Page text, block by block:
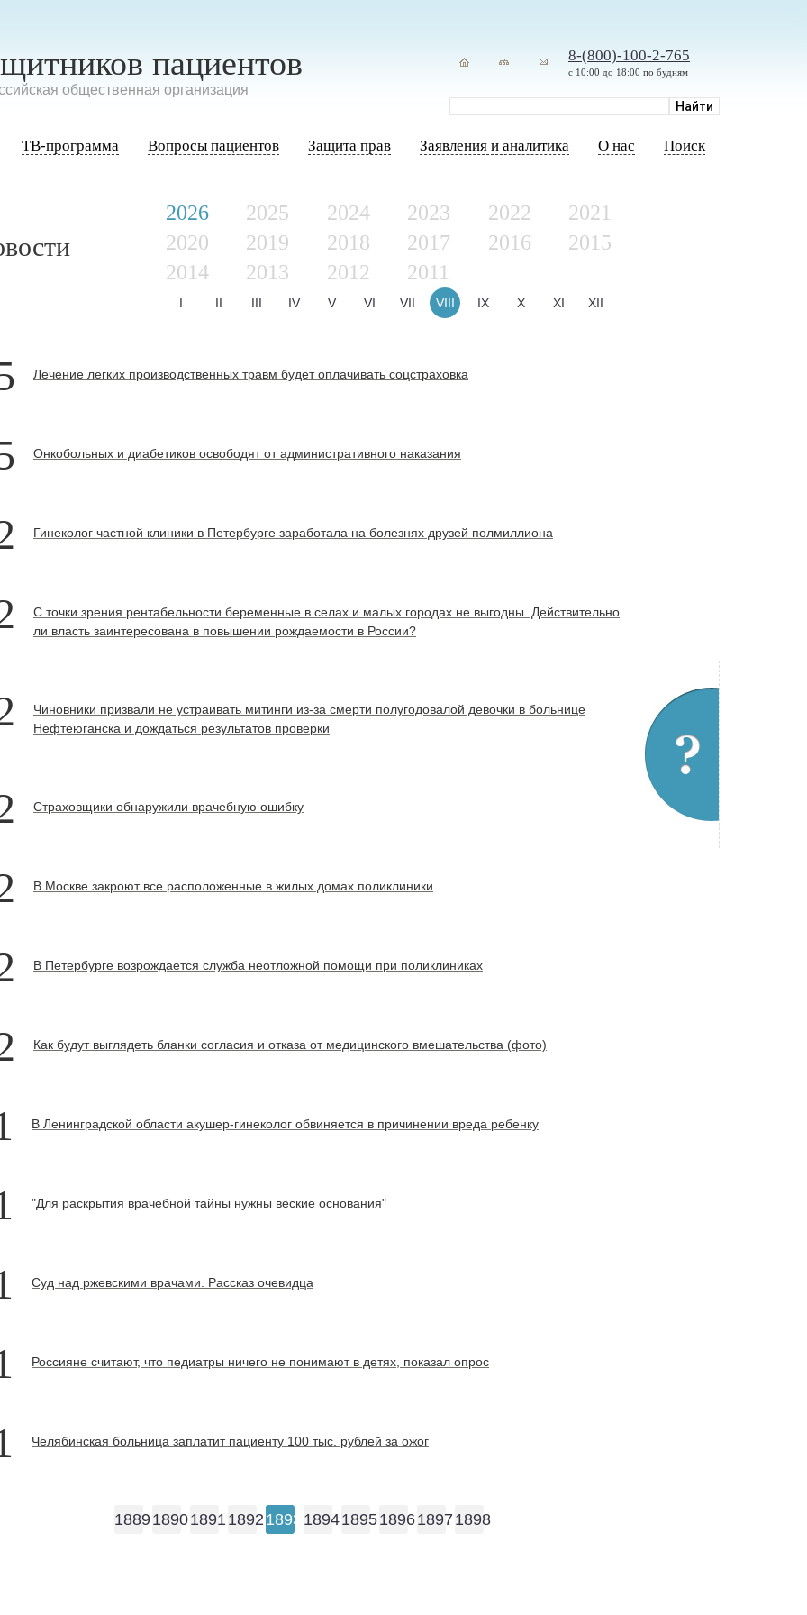
пациентов
общественная организация
8-(800)-100-2-765
с 10:00 до 18:00 по будням
ТВ-программа Вопросы пациентов Защита прав Заявления и аналитика О нас Поиск
2026 2025 2024 2023 2022
2021
2020
2019 2018 2017 2016
2015
2014
2013 2012 2011
I II III IV V VI VII VIII IX X XI XII
Лечение легких производственных травм будет оплачивать соцстраховка
Онкобольных и диабетиков освободят от административного наказания
Гинеколог частной клиники в Петербурге заработала на болезнях друзей полмиллиона
С точки зрения рентабельности беременные в селах и малых городах не выгодны. Действительно
ли власть заинтересована в повышении рождаемости в России?
Чиновники призвали не устраивать митинги из-за смерти полугодовалой девочки в больнице
Нефтеюганска и дождаться результатов проверки
Страховщики обнаружили врачебную ошибку
В Москве закроют все расположенные в жилых домах поликлиники
В Петербурге возрождается служба неотложной помощи при поликлиниках
Как будут выглядеть бланки согласия и отказа от медицинского вмешательства (фото)
В Ленинградской области акушер-гинеколог обвиняется в причинении вреда ребенку
"Для раскрытия врачебной тайны нужны веские основания"
Суд над ржевскими врачами. Рассказ очевидца
Россияне считают, что педиатры ничего не понимают в детях, показал опрос
Челябинская больница заплатит пациенту 100 тыс. рублей за ожог
1889189018911892 1893 1894189518961897 1898